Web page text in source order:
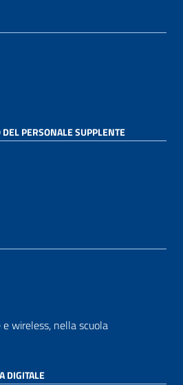
PERSONALE SUPPLENTE
wireless, nella scuola
DIGITALE